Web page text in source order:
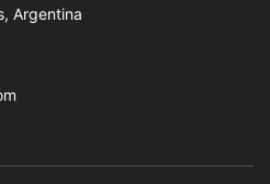
Argentina